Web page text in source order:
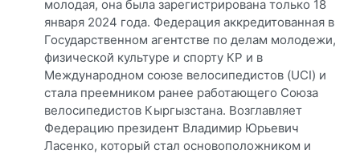
молодая, она была зарегистрирована только 18
января 2024 года. Федерация аккредитованная в
Государственном агентстве по делам молодежи,
физической̆ культуре и спорту КР и в
Международном союзе велосипедистов (UCI) и
стала преемником ранее работающего Союза
велосипедистов Кыргызстана. Возглавляет
Федерацию президент Владимир Юрьевич
Ласенко, который стал основоположником и